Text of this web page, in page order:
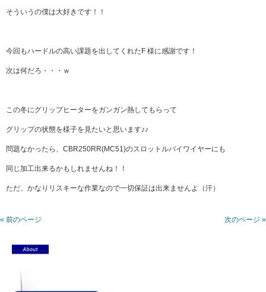
そういうの僕は大好きです！！
今回もハードルの高い課題を出してくれたF 様に感謝です！
次は何だろ・・・ｗ
この冬にグリップヒーターをガンガン熱してもらって
グリップの状態を様子を見たいと思います♪♪
問題なかったら、CBR250RR(MC51)のスロットルバイワイヤーにも
同じ加工出来るかもしれませんね！！
ただ、かなりリスキーな作業なので一切保証は出来ませんよ（汗）
« 前のページ 次のページ »